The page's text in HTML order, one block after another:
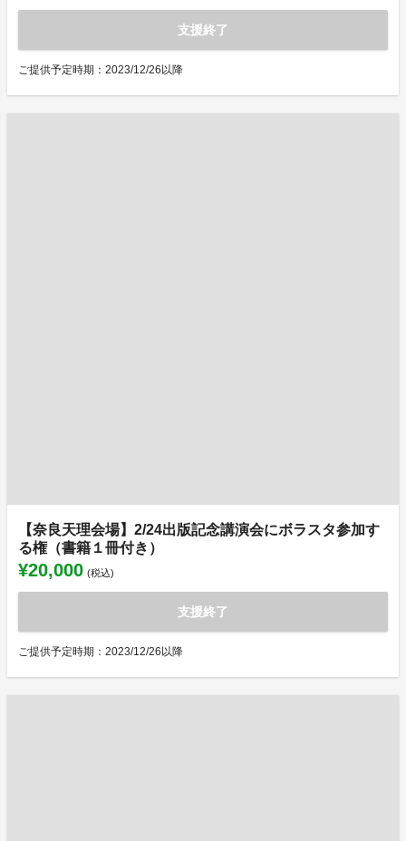
支援終了
ご提供予定時期：2023/12/26以降
【奈良天理会場】2/24出版記念講演会にボラスタ参加す
る権（書籍１冊付き）
¥20,000 (税込)
支援終了
ご提供予定時期：2023/12/26以降